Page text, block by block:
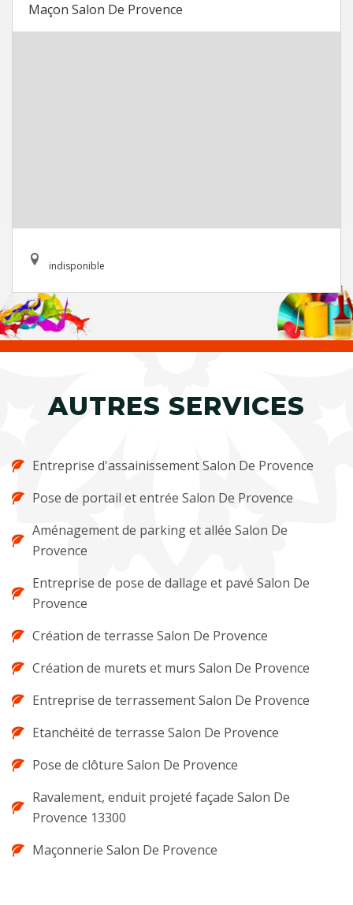
Maçon Salon De Provence
indisponible
AUTRES SERVICES
Entreprise d'assainissement Salon De Provence
Pose de portail et entrée Salon De Provence
Aménagement de parking et allée Salon De
Provence
Entreprise de pose de dallage et pavé Salon De
Provence
Création de terrasse Salon De Provence
Création de murets et murs Salon De Provence
Entreprise de terrassement Salon De Provence
Etanchéité de terrasse Salon De Provence
Pose de clôture Salon De Provence
Ravalement, enduit projeté façade Salon De
Provence 13300
Maçonnerie Salon De Provence